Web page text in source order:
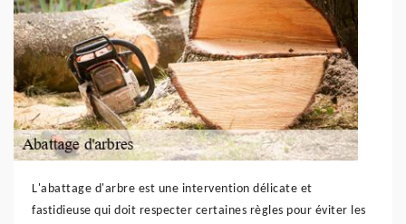
L'abattage d'arbre est une intervention délicate et
fastidieuse qui doit respecter certaines règles pour éviter les